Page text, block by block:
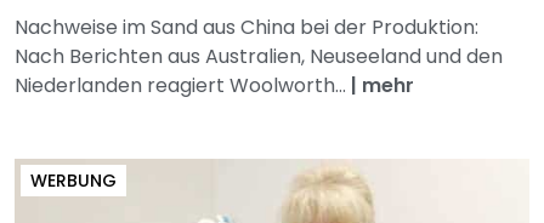
Nachweise im Sand aus China bei der Produktion:
Nach Berichten aus Australien, Neuseeland und den
Niederlanden reagiert Woolworth... | mehr
WERBUNG